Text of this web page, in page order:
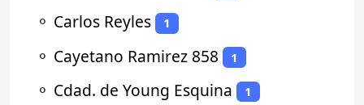
⚬ Carlos Reyles 1
⚬ Cayetano Ramirez 858 1
⚬ Cdad. de Young Esquina 1